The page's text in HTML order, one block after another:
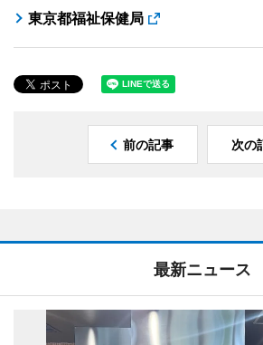
東京都福祉保健局
前の記事 次の
最新ニュース